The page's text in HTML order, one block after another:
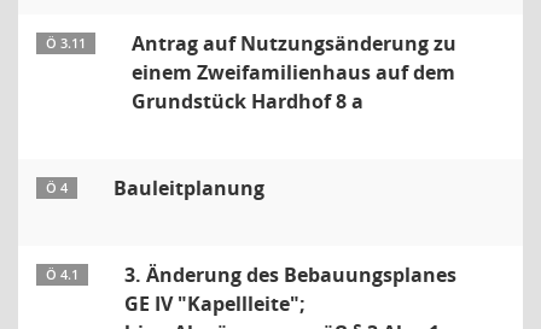
Ö 3.11
Antrag auf Nutzungsänderung zu
einem Zweifamilienhaus auf dem
Grundstück Hardhof 8 a
Ö 4 Bauleitplanung
Ö 4.1
3. Änderung des Bebauungsplanes
GE IV "Kapellleite";